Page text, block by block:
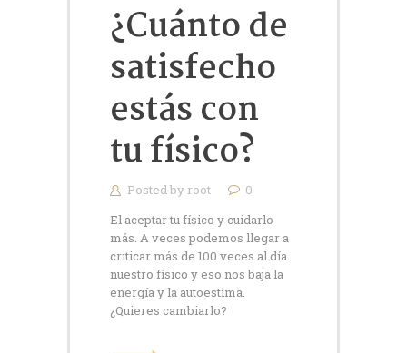
¿Cuánto de
satisfecho
estás con
tu físico?
Posted by root
0
El aceptar tu físico y cuidarlo
más. A veces podemos llegar a
criticar más de 100 veces al día
nuestro físico y eso nos baja la
energía y la autoestima.
¿Quieres cambiarlo?